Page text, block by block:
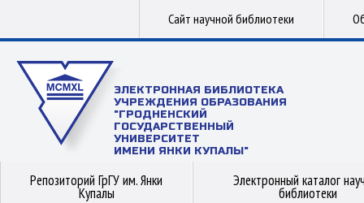
Сайт научной библиотеки
ЭЛЕКТРОННАЯ БИБЛИОТЕКА
УЧРЕЖДЕНИЯ ОБРАЗОВАНИЯ
"ГРОДНЕНСКИЙ
ГОСУДАРСТВЕННЫЙ
УНИВЕРСИТЕТ
ИМЕНИ ЯНКИ КУПАЛЫ"
Репозиторий ГрГУ им. Янки
Купалы
Электронный каталог
библиотеки